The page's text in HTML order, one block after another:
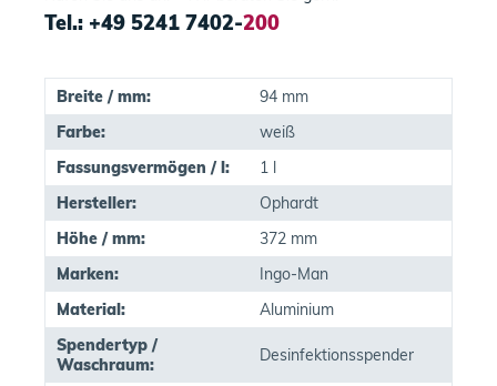
Tel.: +49 5241 7402-200
Breite / mm:
94 mm
Farbe:
weiß
Fassungsvermögen / l:
1 l
Hersteller:
Ophardt
Höhe / mm:
372 mm
Marken:
Ingo-Man
Material:
Aluminium
Spendertyp /
Waschraum:
Desinfektionsspender